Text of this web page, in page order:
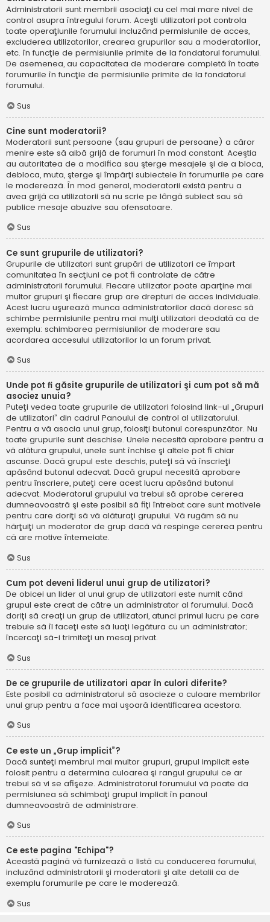
Administratorii sunt membrii asociaţi cu cel mai mare nivel de
control asupra întregului forum. Aceşti utilizatori pot controla
toate operaţiunile forumului incluzând permisiunile de acces,
excluderea utilizatorilor, crearea grupurilor sau a moderatorilor,
etc. în funcţie de permisiunile primite de la fondatorul forumului.
De asemenea, au capacitatea de moderare completă în toate
forumurile în funcţie de permisiunile primite de la fondatorul
forumului.
Sus
Cine sunt moderatorii?
Moderatorii sunt persoane (sau grupuri de persoane) a căror
menire este să aibă grijă de forumuri în mod constant. Aceştia
au autoritatea de a modifica sau şterge mesajele şi de a bloca,
debloca, muta, şterge şi împărţi subiectele în forumurile pe care
le moderează. În mod general, moderatorii există pentru a
avea grijă ca utilizatorii să nu scrie pe lângă subiect sau să
publice mesaje abuzive sau ofensatoare.
Sus
Ce sunt grupurile de utilizatori?
Grupurile de utilizatori sunt grupări de utilizatori ce împart
comunitatea în secţiuni ce pot fi controlate de către
administratorii forumului. Fiecare utilizator poate aparţine mai
multor grupuri şi fiecare grup are drepturi de acces individuale.
Acest lucru uşurează munca administratorilor dacă doresc să
schimbe permisiunile pentru mai mulţi utilizatori deodată ca de
exemplu: schimbarea permisiunilor de moderare sau
acordarea accesului utilizatorilor la un forum privat.
Sus
Unde pot fi găsite grupurile de utilizatori şi cum pot să mă
asociez unuia?
Puteţi vedea toate grupurile de utilizatori folosind link-ul „Grupuri
de utilizatori” din cadrul Panoului de control al utilizatorului.
Pentru a vă asocia unui grup, folosiţi butonul corespunzător. Nu
toate grupurile sunt deschise. Unele necesită aprobare pentru a
vă alătura grupului, unele sunt închise şi altele pot fi chiar
ascunse. Dacă grupul este deschis, puteţi să vă înscrieţi
apăsând butonul adecvat. Dacă grupul necesită aprobare
pentru înscriere, puteţi cere acest lucru apăsând butonul
adecvat. Moderatorul grupului va trebui să aprobe cererea
dumneavoastră şi este posibil să fiţi întrebat care sunt motivele
pentru care doriţi să vă alăturaţi grupului. Vă rugăm să nu
hărţuiţi un moderator de grup dacă vă respinge cererea pentru
că are motive întemeiate.
Sus
Cum pot deveni liderul unui grup de utilizatori?
De obicei un lider al unui grup de utilizatori este numit când
grupul este creat de către un administrator al forumului. Dacă
doriţi să creaţi un grup de utilizatori, atunci primul lucru pe care
trebuie să îl faceţi este să luaţi legătura cu un administrator;
încercaţi să-i trimiteţi un mesaj privat.
Sus
De ce grupurile de utilizatori apar în culori diferite?
Este posibil ca administratorul să asocieze o culoare membrilor
unui grup pentru a face mai uşoară identificarea acestora.
Sus
Ce este un „Grup implicit”?
Dacă sunteţi membrul mai multor grupuri, grupul implicit este
folosit pentru a determina culoarea şi rangul grupului ce ar
trebui să vi se afişeze. Administratorul forumului vă poate da
permisiunea să schimbaţi grupul implicit în panoul
dumneavoastră de administrare.
Sus
Ce este pagina "Echipa"?
Această pagină vă furnizează o listă cu conducerea forumului,
incluzând administratorii şi moderatorii şi alte detalii ca de
exemplu forumurile pe care le moderează.
Sus